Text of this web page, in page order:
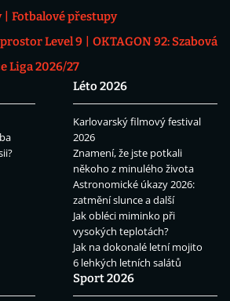
Fotbalové přestupy
Level 9
OKTAGON 92: Szabová
Liga 2026/27
Léto 2026
Karlovarský filmový festival
2026
Znamení, že jste potkali
někoho z minulého života
Astronomické úkazy 2026:
zatmění slunce a další
Jak obléci miminko při
vysokých teplotách?
Jak na dokonalé letní mojito
6 lehkých letních salátů
Sport 2026